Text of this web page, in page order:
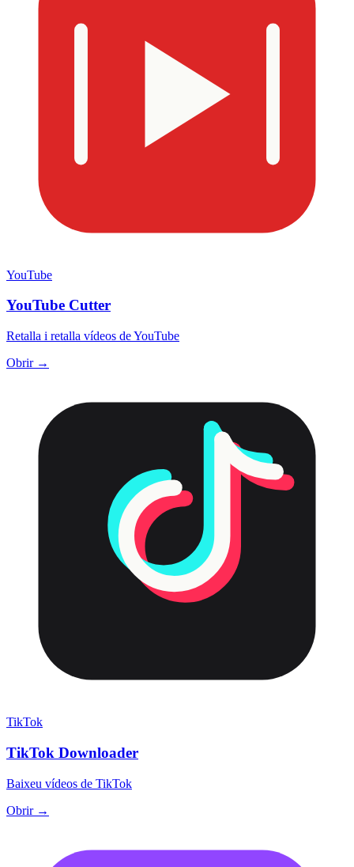
YouTube
YouTube Cutter
Retalla i retalla vídeos de YouTube
Obrir →
TikTok
TikTok Downloader
Baixeu vídeos de TikTok
Obrir →